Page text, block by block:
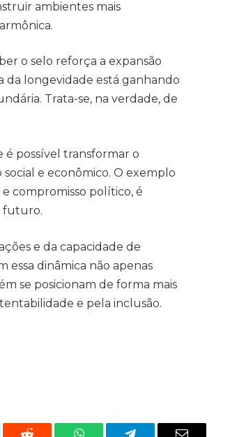
ambientes mais
o selo reforça a expansão
da longevidade está ganhando
Trata-se, na verdade, de
é possível transformar o
e econômico. O exemplo
compromisso político, é
futuro.
e da capacidade de
essa dinâmica não apenas
se posicionam de forma mais
e pela inclusão.